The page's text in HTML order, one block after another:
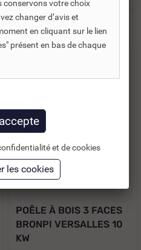
-30%
Réf. DNC :
POÊLE À BOIS 3 FACES
BRONPI VERSALLES 10
KW
conservons votre choix
changer d’avis et
en cliquant sur le lien
présent en bas de chaque
et de cookies